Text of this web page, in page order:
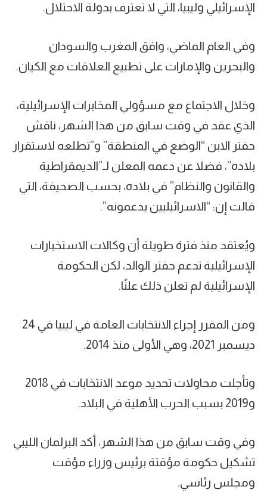
الإسرائيلي وليبيا، التي لا تعترف بدولة الاحتلال.
وفي العام الماضي، وافق المغرب والسودان
والبحرين والإمارات على تطبيع العلاقات مع الكيان.
وخلال الاجتماع مع مسؤولي المخابرات الإسرائيلية،
الذي عقد في وقت سابق من هذا الشهر، ناقش
حفتر الابن “الوضع في المنطقة” و”تطلعه لاستقرار
بلاده”، فضلا عن دعمه المعلن لـ”الديمقراطية
والقانون والنظام” في بلاده، بحسب الصحيفة، التي
قالت إن: “الاسرائيليين يدعمونه”.
ويُعتقد منذ فترة طويلة أن وكالات الاستخبارات
الإسرائيلية تدعم حفتر الوالد، لكن الحكومة
الإسرائيلية لم تعلن ذلك علنًا.
ومن المقرر إجراء الانتخابات العامة في ليبيا في 24
ديسمبر 2021، وهي الأولى منذ 2014.
وتأجلت محاولات تحديد موعد الانتخابات في 2018
و2019 بسبب الحرب الأهلية في البلاد.
وفي وقت سابق من هذا الشهر، أكد البرلمان الليبي
تشكيل حكومة مؤقتة برئيس وزراء مؤقت
ومجلس رئاسي.